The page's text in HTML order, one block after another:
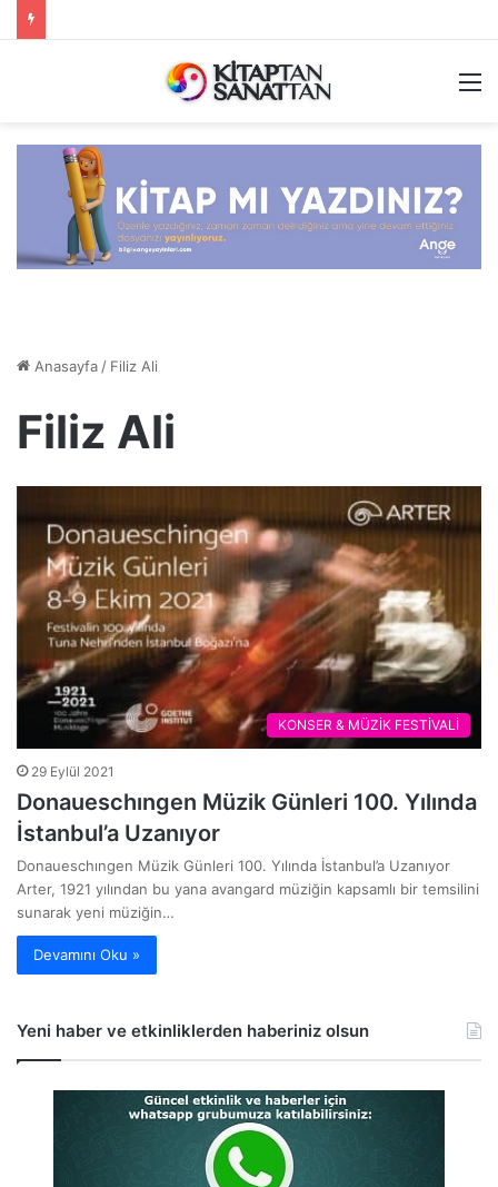
Anasayfa / Filiz Ali
Filiz Ali
KONSER & MÜZİK FESTİVALİ
29 Eylül 2021
Donaueschıngen Müzik Günleri 100. Yılında
İstanbul’a Uzanıyor
Donaueschıngen Müzik Günleri 100. Yılında İstanbul’a Uzanıyor
Arter, 1921 yılından bu yana avangard müziğin kapsamlı bir temsilini
sunarak yeni müziğin…
Devamını Oku »
Yeni haber ve etkinliklerden haberiniz olsun